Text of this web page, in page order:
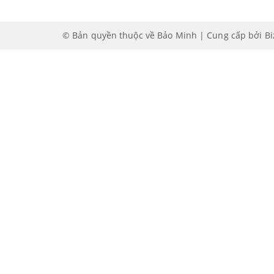
© Bản quyền thuộc về Bảo Minh | Cung cấp bởi